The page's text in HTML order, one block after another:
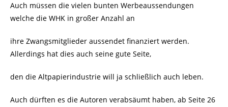
Auch müssen die vielen bunten Werbeaussendungen
welche die WHK in großer Anzahl an
ihre Zwangsmitglieder aussendet finanziert werden.
Allerdings hat dies auch seine gute Seite,
den die Altpapierindustrie will ja schließlich auch leben.
Auch dürften es die Autoren verabsäumt haben, ab Seite 26